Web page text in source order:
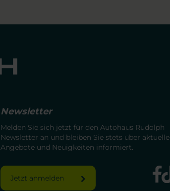
Newsletter
Melden Sie sich jetzt für den Autohaus Rudolph
Newsletter an und bleiben Sie stets über aktuelle
Angebote und Neuigkeiten informiert.
Jetzt anmelden